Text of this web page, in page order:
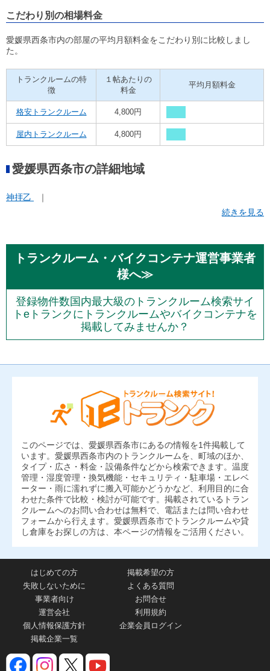
こだわり別の相場料金
愛媛県西条市内の部屋の平均月額料金をこだわり別に比較しまし
た。
トランクルームの特
徴
１帖あたりの
料金
平均月額料金
格安トランクルーム 4,800円
屋内トランクルーム 4,800円
愛媛県西条市の詳細地域
神拝乙
続きを見る
トランクルーム・バイクコンテナ運営事業者
様へ≫
登録物件数国内最大級のトランクルーム検索サイ
トeトランクにトランクルームやバイクコンテナを
掲載してみませんか？
このページでは、愛媛県西条市にあるの情報を1件掲載して
います。愛媛県西条市内のトランクルームを、町域のほか、
タイプ・広さ・料金・設備条件などから検索できます。温度
管理・湿度管理・換気機能・セキュリティ・駐車場・エレベ
ーター・雨に濡れずに搬入可能かどうかなど、利用目的に合
わせた条件で比較・検討が可能です。掲載されているトラン
クルームへのお問い合わせは無料で、電話または問い合わせ
フォームから行えます。愛媛県西条市でトランクルームや貸
し倉庫をお探しの方は、本ページの情報をご活用ください。
はじめての方
掲載希望の方
失敗しないために
よくある質問
事業者向け
お問合せ
運営会社
利用規約
個人情報保護方針
企業会員ログイン
掲載企業一覧